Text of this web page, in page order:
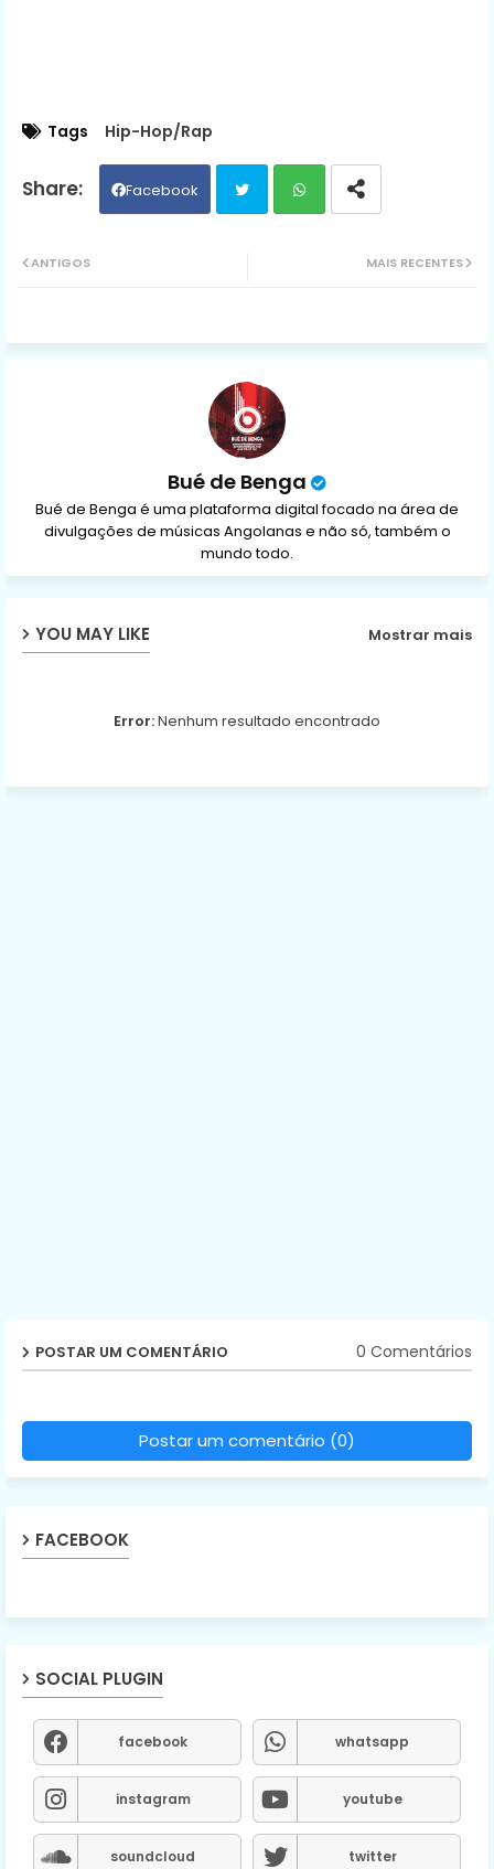
Tags Hip-Hop/Rap
Facebook
ap
MAIS RECENTES
ANTIGOS
Bué de Benga
Bué de Benga é uma plataforma digital focado na área de
divulgações de músicas Angolanas e não só, também o
mundo todo.
YOU MAY LIKE Mostrar mais
Error:Nenhum resultado encontrado
POSTAR UM COMENTÁRIO 0 Comentários
Postar um comentário (0)
FACEBOOK
SOCIAL PLUGIN
facebook whatsapp
instagram youtube
soundcloud twitter